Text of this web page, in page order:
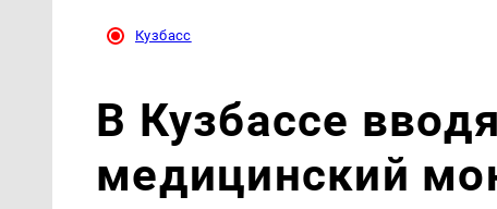
Кузбасс
В Кузбассе
медицинский